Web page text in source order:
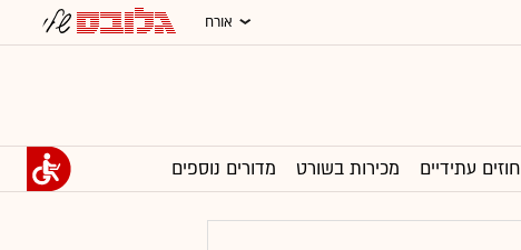
אורח
חוזים עתידיים מכירות בשורט מדורים נוספים